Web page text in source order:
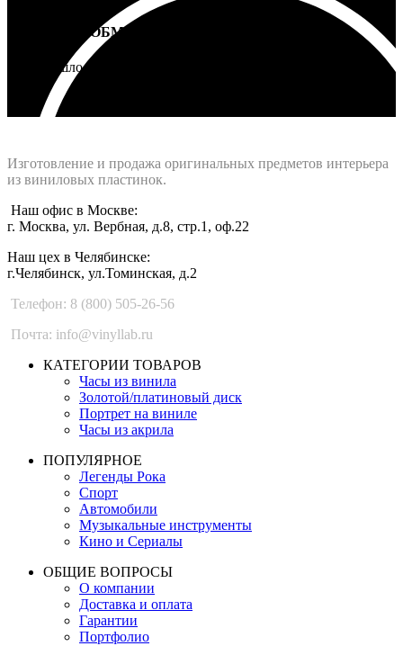
ВОЗВРАТ И ОБМЕН
Не подошло - вернем деньги
Изготовление и продажа оригинальных предметов интерьера
из виниловых пластинок.
Наш офис в Москве:
г. Москва, ул. Вербная, д.8, стр.1, оф.22
Наш цех в Челябинске:
г.Челябинск, ул.Томинская, д.2
Телефон: 8 (800) 505-26-56
Почта: info@vinyllab.ru
КАТЕГОРИИ ТОВАРОВ
Часы из винила
Золотой/платиновый диск
Портрет на виниле
Часы из акрила
ПОПУЛЯРНОЕ
Легенды Рока
Спорт
Автомобили
Музыкальные инструменты
Кино и Сериалы
ОБЩИЕ ВОПРОСЫ
О компании
Доставка и оплата
Гарантии
Портфолио